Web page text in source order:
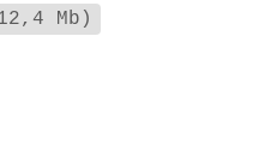
Mb)